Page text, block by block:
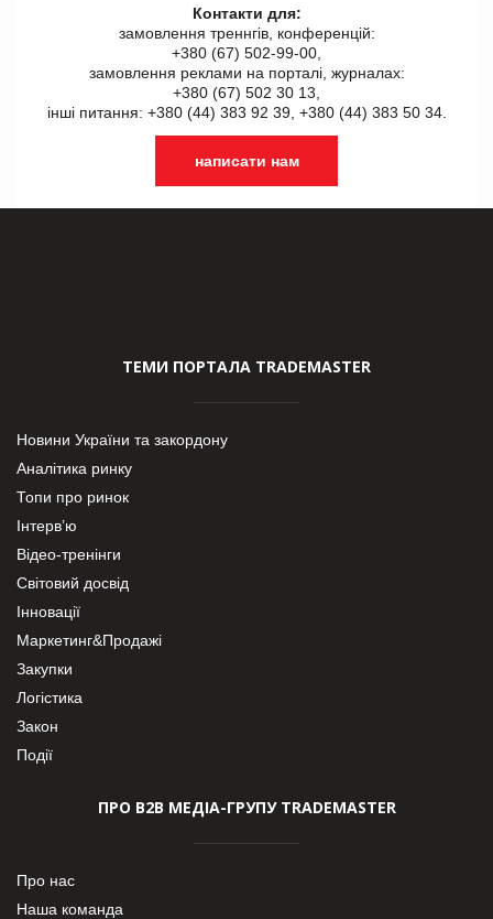
Контакти для:
замовлення треннгів, конференцій:
+380 (67) 502-99-00,
замовлення реклами на порталі, журналах:
+380 (67) 502 30 13,
інші питання: +380 (44) 383 92 39, +380 (44) 383 50 34.
написати нам
ТЕМИ ПОРТАЛА TRADEMASTER
Новини України та закордону
Аналітика ринку
Топи про ринок
Інтерв’ю
Відео-тренінги
Світовий досвід
Інновації
Маркетинг&Продажі
Закупки
Логістика
Закон
Події
ПРО В2В МЕДІА-ГРУПУ TRADEMASTER
Про нас
Наша команда